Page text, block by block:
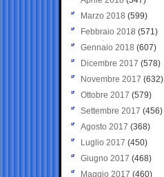
Marzo 2018 (599)
Febbraio 2018 (571)
Gennaio 2018 (607)
Dicembre 2017 (578)
Novembre 2017 (632)
Ottobre 2017 (579)
Settembre 2017 (456)
Agosto 2017 (368)
Luglio 2017 (450)
Giugno 2017 (468)
Maggio 2017 (460)